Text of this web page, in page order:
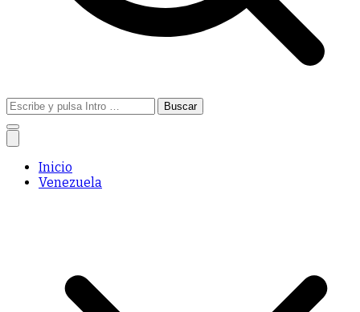
Buscar:
Inicio
Venezuela